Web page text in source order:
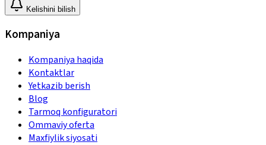
Kelishini bilish
Kompaniya
Kompaniya haqida
Kontaktlar
Yetkazib berish
Blog
Tarmoq konfiguratori
Ommaviy oferta
Maxfiylik siyosati